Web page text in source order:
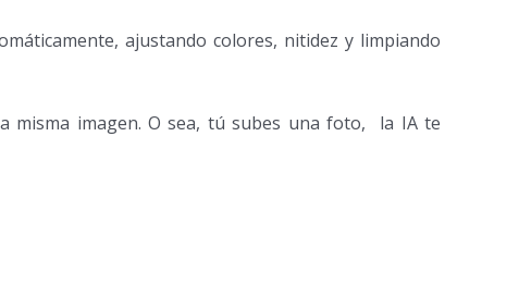
ajustando colores, nitidez y limpiando
misma imagen. O sea, tú subes una foto, la IA te